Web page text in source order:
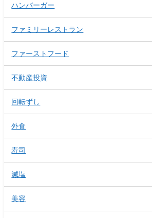
ハンバーガー
ファミリーレストラン
ファーストフード
不動産投資
回転ずし
外食
寿司
減塩
美容